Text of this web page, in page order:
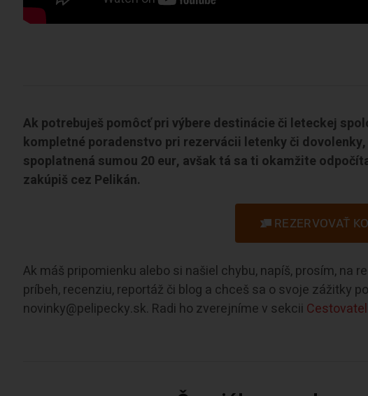
Ak potrebuješ pomôcť pri výbere destinácie či leteckej
kompletné poradenstvo pri rezervácii letenky či
spoplatnená sumou 20 eur, avšak tá sa ti okamžite
zakúpiš cez Pelikán.
REZERVOVAŤ
Ak máš pripomienku alebo si našiel chybu, napíš, prosím, na
príbeh, recenziu, reportáž či blog a chceš sa o svoje zážitky
novinky@pelipecky.sk. Radi ho zverejníme v sekcii